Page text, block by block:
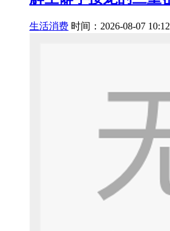
生活消费 时间：2026-08-07